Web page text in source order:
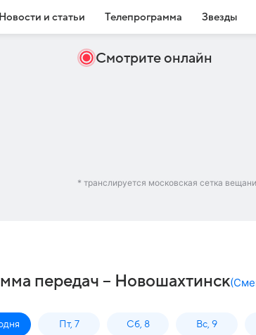
Новости и статьи Телепрограмма Звезды
Смотрите онлайн
* транслируется московская сетка
передач – Новошахтинск(
Пт, 7 Сб, 8 Вс, 9